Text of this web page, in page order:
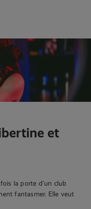
et
la porte d’un club
fantasmer. Elle veut